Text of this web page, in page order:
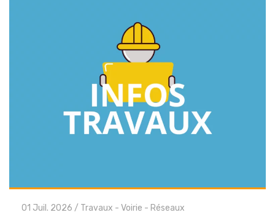
01 Juil. 2026 / Travaux - Voirie - Réseaux